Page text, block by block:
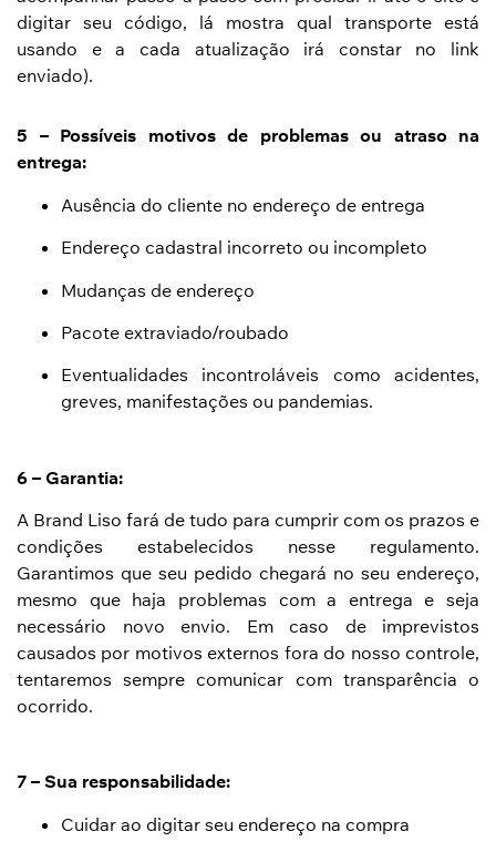
digitar seu código, lá mostra qual transporte está
usando e a cada atualização irá constar no link
enviado).
5 – Possíveis motivos de problemas ou atraso na
entrega:
Ausência do cliente no endereço de entrega
Endereço cadastral incorreto ou incompleto
Mudanças de endereço
Pacote extraviado/roubado
Eventualidades incontroláveis como acidentes,
greves, manifestações ou pandemias.
6 – Garantia:
A Brand Liso fará de tudo para cumprir com os prazos e
condições estabelecidos nesse regulamento.
Garantimos que seu pedido chegará no seu endereço,
mesmo que haja problemas com a entrega e seja
necessário novo envio. Em caso de imprevistos
causados por motivos externos fora do nosso controle,
tentaremos sempre comunicar com transparência o
ocorrido.
7 – Sua responsabilidade:
Cuidar ao digitar seu endereço na compra